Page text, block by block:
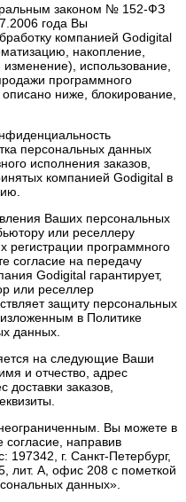
законом № 152-ФЗ
года Вы
компанией Godigital
накопление,
использование,
программного
ниже, блокирование,
персональных данных
исполнения заказов,
компанией Godigital в
Ваших персональных
или реселлеру
регистрации программного
согласие на передачу
Godigital гарантирует,
или реселлер
защиту персональных
в Политике
данных.
на следующие Ваши
и отчество, адрес
заказов,
Вы можете в
направив
г. Санкт-Петербург,
лит. А, офис 208 с пометкой
данных».